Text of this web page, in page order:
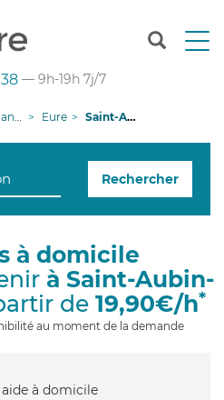
T
n
g
i
o
n
— 9h-19h 7j/7
Eure Saint-Aubin-sur-Gaillon
Rechercher
à domicile
à Saint-Aubin-
de 19,90€/h*
au moment de la demande